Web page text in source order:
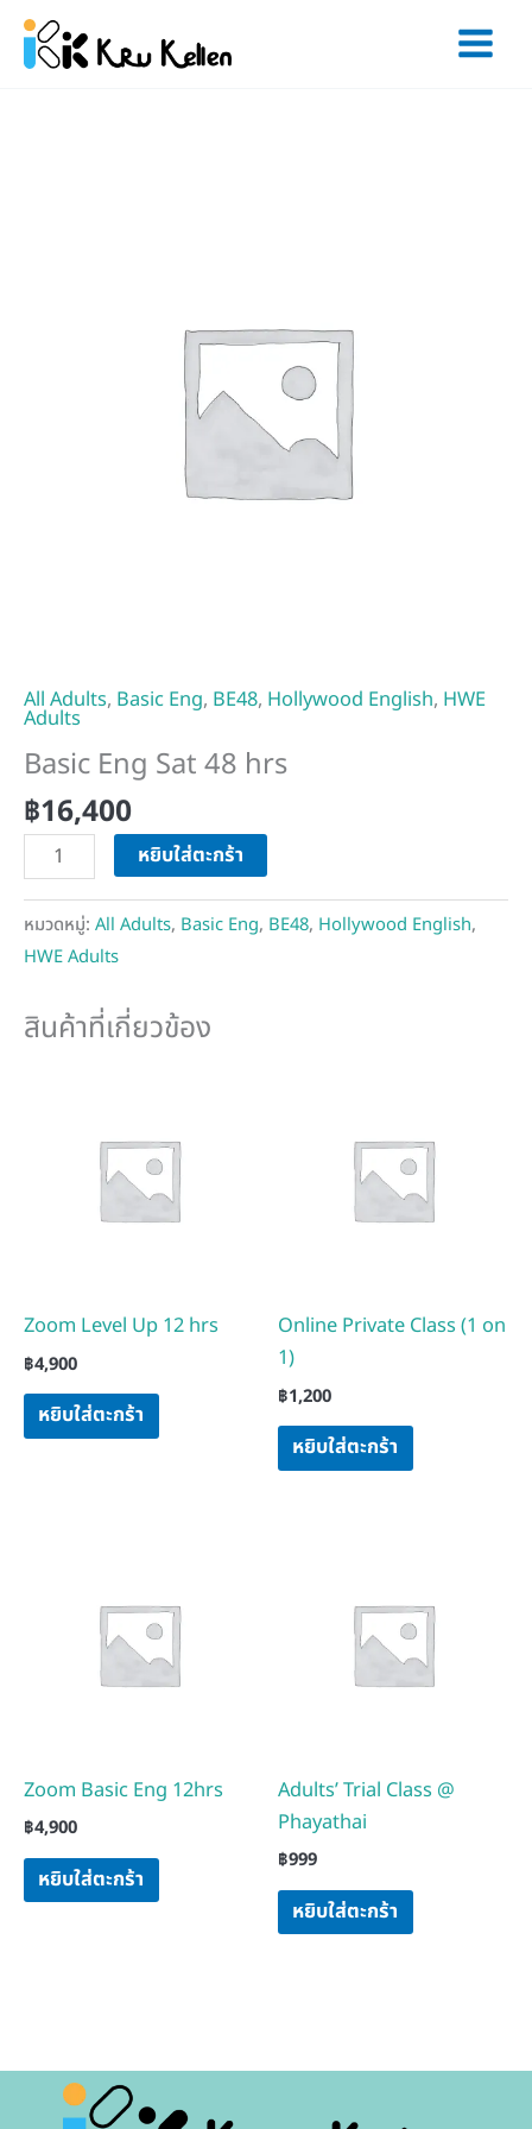
Skip
content
All Adults, Basic Eng, BE48, Hollywood English, HWE
Adults
Basic Eng Sat 48 hrs
฿16,400
หยิบใส่ตะกร้า
หมวดหมู่: All Adults, Basic Eng, BE48, Hollywood English,
HWE Adults
สินค้าที่เกี่ยวข้อง
Zoom Level Up 12 hrs
฿4,900
หยิบใส่ตะกร้า
Online Private Class (1 on
1)
฿1,200
หยิบใส่ตะกร้า
Zoom Basic Eng 12hrs
฿4,900
หยิบใส่ตะกร้า
Adults’ Trial Class @
Phayathai
฿999
หยิบใส่ตะกร้า